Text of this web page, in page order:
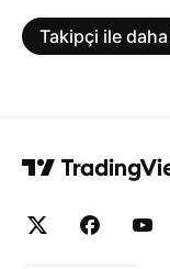
Takipçi ile